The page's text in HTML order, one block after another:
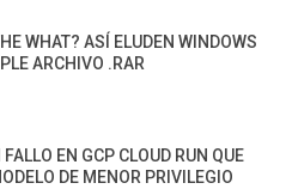
WHAT? ASÍ ELUDEN WINDOWS
ARCHIVO .RAR
FALLO EN GCP CLOUD RUN QUE
DE MENOR PRIVILEGIO